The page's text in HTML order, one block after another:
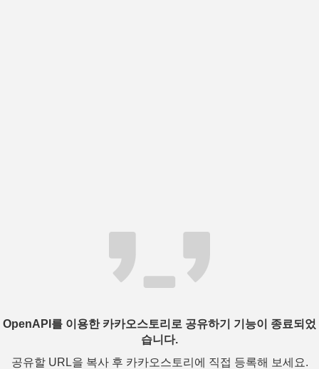
OpenAPI를 이용한 카카오스토리로 공유하기 기능이 종료되었
습니다.
공유할 URL을 복사 후 카카오스토리에 직접 등록해 보세요.